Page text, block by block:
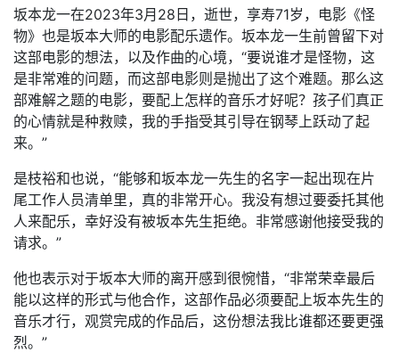
坂本龙一在2023年3月28日，逝世，享寿71岁，电影《怪
物》也是坂本大师的电影配乐遗作。坂本龙一生前曾留下对
这部电影的想法，以及作曲的心境，“要说谁才是怪物，这
是非常难的问题，而这部电影则是抛出了这个难题。那么这
部难解之题的电影，要配上怎样的音乐才好呢？孩子们真正
的心情就是种救赎，我的手指受其引导在钢琴上跃动了起
来。”
是枝裕和也说，“能够和坂本龙一先生的名字一起出现在片
尾工作人员清单里，真的非常开心。我没有想过要委托其他
人来配乐，幸好没有被坂本先生拒绝。非常感谢他接受我的
请求。”
他也表示对于坂本大师的离开感到很惋惜，“非常荣幸最后
能以这样的形式与他合作，这部作品必须要配上坂本先生的
音乐才行，观赏完成的作品后，这份想法我比谁都还要更强
烈。”